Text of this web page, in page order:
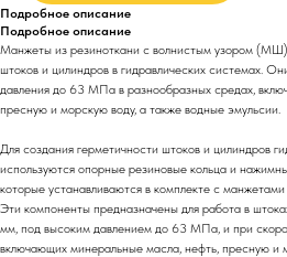
Подробное описание
Подробное описание
Манжеты из резиноткани с волнистым узором
штоков и цилиндров в гидравлических системах.
давления до 63 МПа в разнообразных средах,
пресную и морскую воду, а также водные эмульсии.
Для создания герметичности штоков и цилиндров
используются опорные резиновые кольца и
которые устанавливаются в комплекте с
Эти компоненты предназначены для работа в
мм, под высоким давлением до 63 МПа, и при
включающих минеральные масла, нефть, пресную и